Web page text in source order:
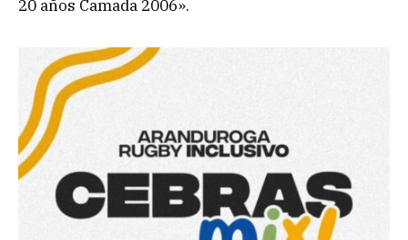
20 años Camada 2006».